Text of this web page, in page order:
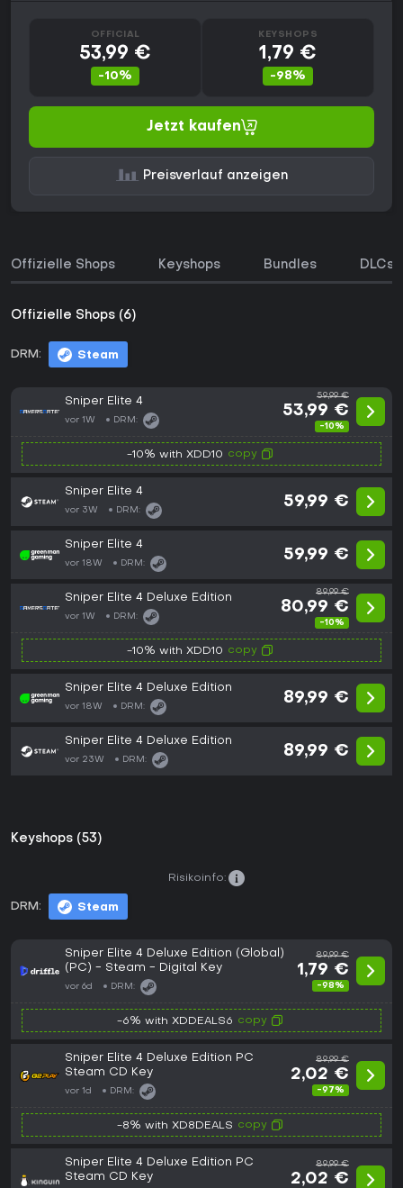
OFFICIAL
53,99 €
-10%
KEYSHOPS
1,79 €
-98%
Jetzt kaufen
Preisverlauf anzeigen
Offizielle Shops Keyshops Bundles DLCs
Offizielle Shops (6)
DRM: Steam
Sniper Elite 4
vor 1W DRM:
59,99 €
53,99 €
-10%
-10% with XDD10 copy
Sniper Elite 4
vor 3W DRM:
59,99 €
Sniper Elite 4
vor 18W DRM:
59,99 €
Sniper Elite 4 Deluxe Edition
vor 1W DRM:
89,99 €
80,99 €
-10%
-10% with XDD10 copy
Sniper Elite 4 Deluxe Edition
vor 18W DRM:
89,99 €
Sniper Elite 4 Deluxe Edition
vor 23W DRM:
89,99 €
Keyshops (53)
DRM: Steam
Risikoinfo:
Sniper Elite 4 Deluxe Edition (Global)
(PC) - Steam - Digital Key
vor 6d DRM:
89,99 €
1,79 €
-98%
-6% with XDDEALS6 copy
Sniper Elite 4 Deluxe Edition PC
Steam CD Key
vor 1d DRM:
89,99 €
2,02 €
-97%
-8% with XD8DEALS copy
Sniper Elite 4 Deluxe Edition PC
Steam CD Key
89,99 €
2,02 €